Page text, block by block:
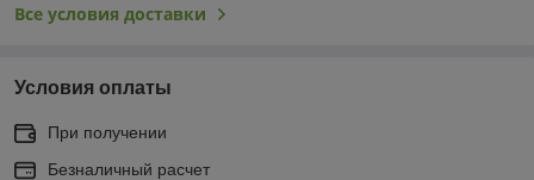
Все условия доставки
Условия оплаты
При получении
Безналичный расчет